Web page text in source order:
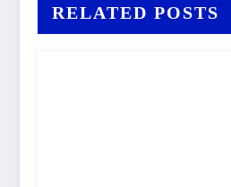
RELATED POSTS